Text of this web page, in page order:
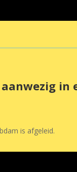
in
is afgeleid.